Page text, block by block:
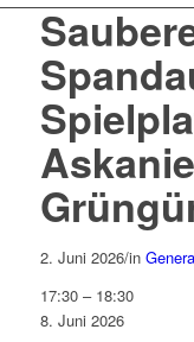
2. Juni 2026/in
Sauberer
Kiez
17:30 – 18:30
8. Juni 2026